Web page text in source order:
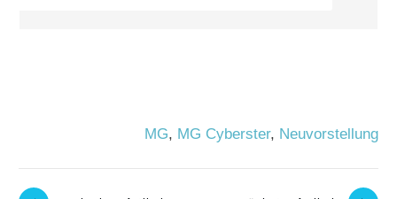
MG, MG Cyberster, Neuvorstellung